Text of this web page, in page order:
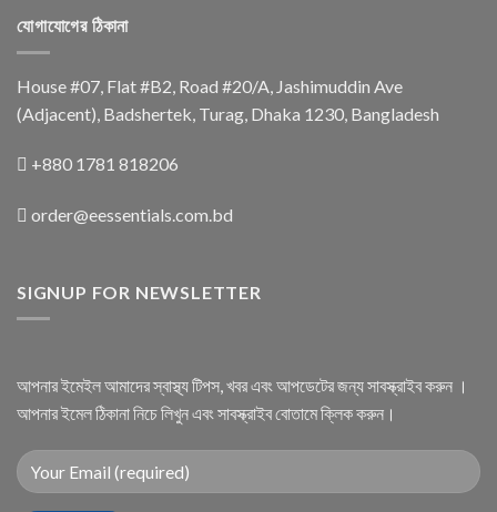
যোগাযোগের ঠিকানা
House #07, Flat #B2, Road #20/A, Jashimuddin Ave
(Adjacent), Badshertek, Turag, Dhaka 1230, Bangladesh
+880 1781 818206
order@eessentials.com.bd
SIGNUP FOR NEWSLETTER
আপনার ইমেইল আমাদের স্বাস্থ্য টিপস, খবর এবং আপডেটের জন্য সাবস্ক্রাইব করুন ।
আপনার ইমেল ঠিকানা নিচে লিখুন এবং সাবস্ক্রাইব বোতামে ক্লিক করুন।